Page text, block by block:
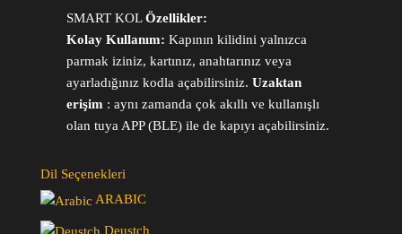
SMART KOLÖzellikler:
Kolay Kullanım: Kapının kilidini yalnızca
parmak iziniz, kartınız, anahtarınız veya
ayarladığınız kodla açabilirsiniz. Uzaktan
erişim: aynı zamanda çok akıllı ve kullanışlı
olan tuya APP (BLE) ile de kapıyı açabilirsiniz.
Dil Seçenekleri
ARABIC
Deustch